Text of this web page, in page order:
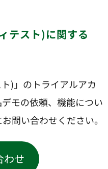
)」のトライアルアカ
モの依頼、機能につい
問い合わせください。
わせ